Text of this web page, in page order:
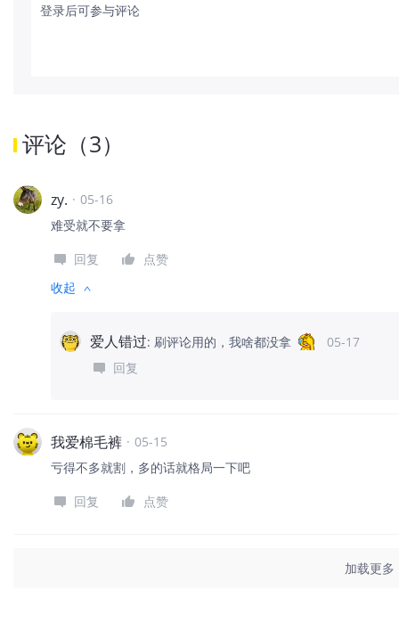
登录后可参与评论
评论 （3）
zy. · 05-16
难受就不要拿
回复
点赞
收起
爱人错过: 刷评论用的，我啥都没拿
05-17
回复
我爱棉毛裤 · 05-15
亏得不多就割，多的话就格局一下吧
回复
点赞
加载更多